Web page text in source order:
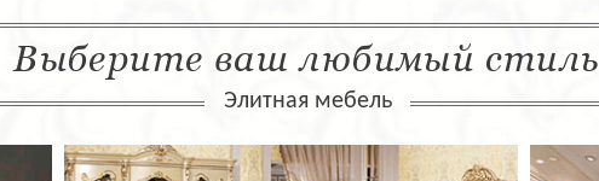
Выберите ваш любимый стиль
Элитная мебель